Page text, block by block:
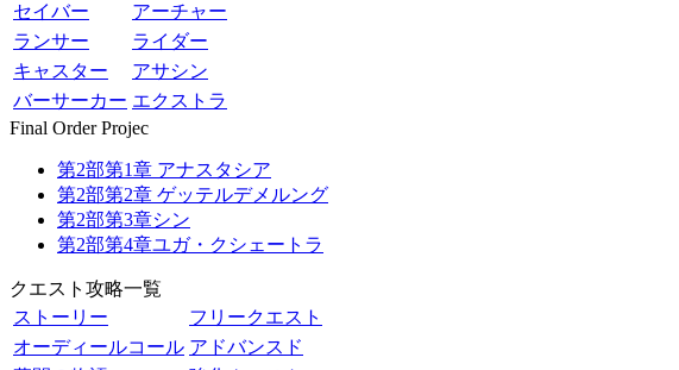
セイバー
アーチャー
ランサー
ライダー
キャスター
アサシン
バーサーカー エクストラ
Final Order Projec
第2部第1章 アナスタシア
第2部第2章 ゲッテルデメルング
第2部第3章シン
第2部第4章ユガ・クシェートラ
クエスト攻略一覧
ストーリー
フリークエスト
オーディールコール アドバンスド